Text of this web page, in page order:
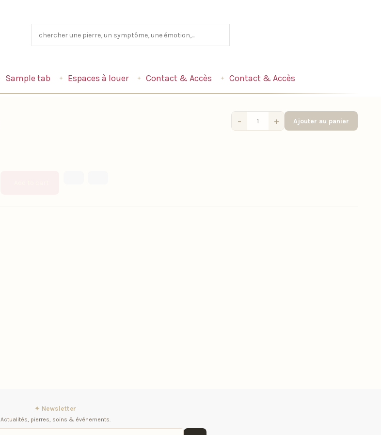
Sample tab Espaces à louer Contact & Accès Contact & Accès
− + Ajouter au panier
✦ Newsletter
Actualités, pierres, soins & événements.